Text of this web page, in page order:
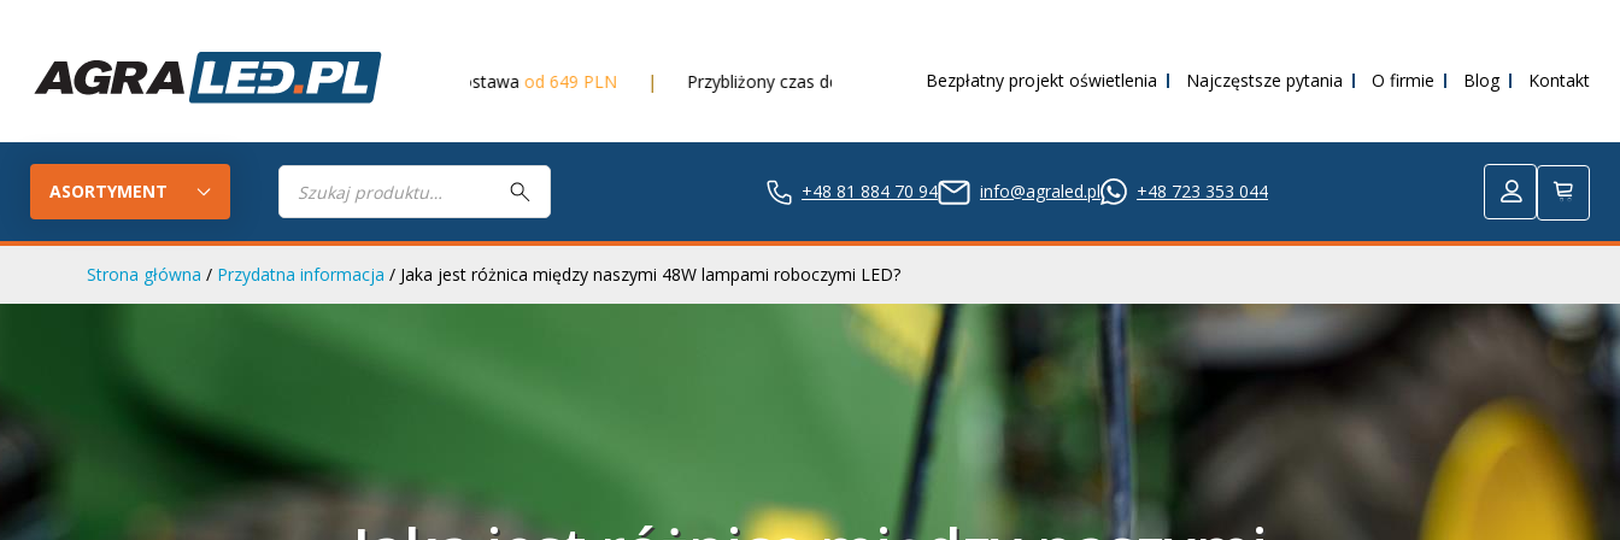
Darmowa dostawa od 649 PLN Przybliżony czas dostawy3 dni robocze Bezpłatny projekt oświetlenia Najczęstsze pytania O firmie Blog Kontakt
ASORTYMENT
Wyszukiwarka
produktów +48 81 884 70 94 info@agraled.pl +48 723 353 044
Lampy tylne LED
Strona główna / Przydatna informacja / Jaka jest różnica między naszymi 48W lampami roboczymi LED?